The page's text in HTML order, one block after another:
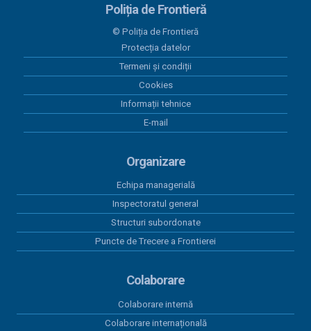
Poliția de Frontieră
© Poliția de Frontieră
Protecția datelor
Termeni și condiții
Cookies
Informații tehnice
E-mail
Organizare
Echipa managerială
Inspectoratul general
Structuri subordonate
Puncte de Trecere a Frontierei
Colaborare
Colaborare internă
Colaborare internațională